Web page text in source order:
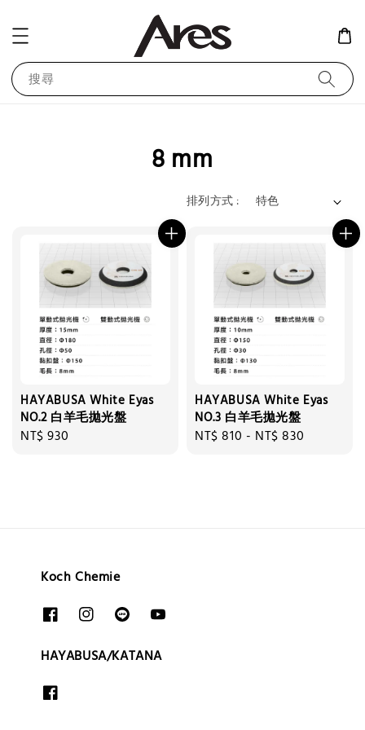
搜尋
8 mm
排列方式 :
HAYABUSA White Eyas
NO.2 白羊毛拋光盤
Regular
NT$ 930
HAYABUSA White Eyas
NO.3 白羊毛拋光盤
Regular
NT$ 810 - NT$ 830
Koch Chemie
HAYABUSA/KATANA